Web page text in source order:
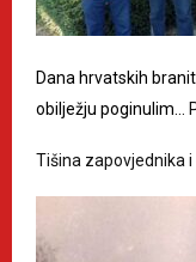
Dana hrvatskih
obilježju poginulim…
Tišina zapovjednika i